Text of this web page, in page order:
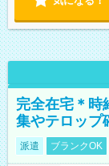
完全在宅＊時
集やテロップ
派遣 ブランクOK